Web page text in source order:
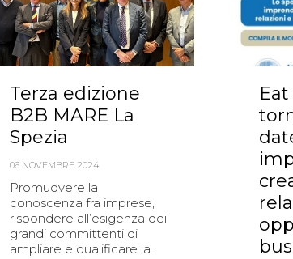
Terza edizione
B2B MARE La
Spezia
06 NOVEMBRE 2024
Promuovere la
conoscenza fra imprese,
rispondere all’esigenza dei
grandi committenti di
ampliare e qualificare la...